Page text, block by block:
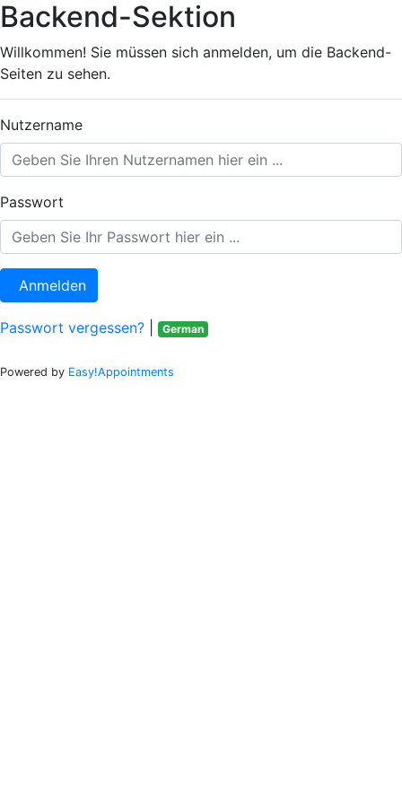
Backend-Sektion
Willkommen! Sie müssen sich anmelden, um die Backend-
Seiten zu sehen.
Nutzername
Passwort
Anmelden
Passwort vergessen? German
Powered by Easy!Appointments